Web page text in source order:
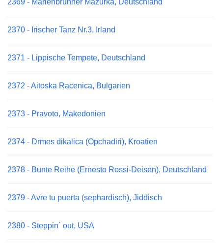
2369 - Marienbrunner Mazurka, Deutschland
2370 - Irischer Tanz Nr.3, Irland
2371 - Lippische Tempete, Deutschland
2372 - Aitoska Racenica, Bulgarien
2373 - Pravoto, Makedonien
2374 - Drmes dikalica (Opchadiri), Kroatien
2378 - Bunte Reihe (Ernesto Rossi-Deisen), Deutschland
2379 - Avre tu puerta (sephardisch), Jiddisch
2380 - Steppin´ out, USA